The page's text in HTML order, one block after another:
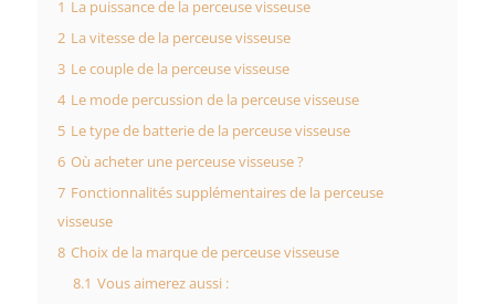
1 La puissance de la perceuse visseuse
2 La vitesse de la perceuse visseuse
3 Le couple de la perceuse visseuse
4 Le mode percussion de la perceuse visseuse
5 Le type de batterie de la perceuse visseuse
6 Où acheter une perceuse visseuse ?
7 Fonctionnalités supplémentaires de la perceuse
visseuse
8 Choix de la marque de perceuse visseuse
8.1 Vous aimerez aussi :